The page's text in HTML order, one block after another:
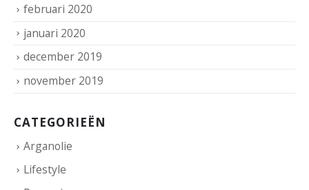
februari 2020
januari 2020
december 2019
november 2019
CATEGORIEËN
Arganolie
Lifestyle